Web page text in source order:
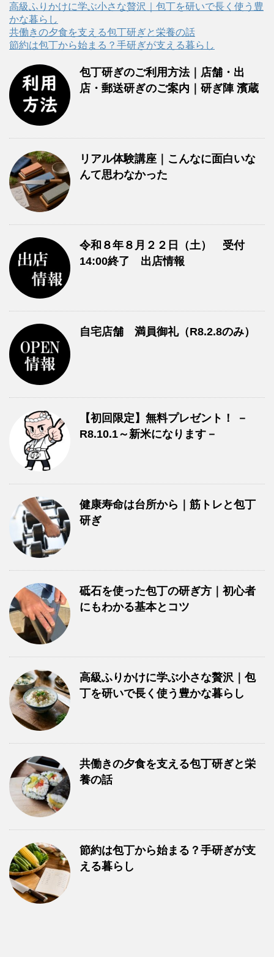
ー
高級ふりかけに学ぶ小さな贅沢｜包丁を研いで長く使う豊
かな暮らし
共働きの夕食を支える包丁研ぎと栄養の話
節約は包丁から始まる？手研ぎが支える暮らし
包丁研ぎのご利用方法｜店舗・出
店・郵送研ぎのご案内｜研ぎ陣 濱蔵
リアル体験講座｜こんなに面白いな
んて思わなかった
令和８年８月２２日（土） 受付
14:00終了 出店情報
自宅店舗 満員御礼（R8.2.8のみ）
【初回限定】無料プレゼント！ －
R8.10.1～新米になります－
健康寿命は台所から｜筋トレと包丁
研ぎ
砥石を使った包丁の研ぎ方｜初心者
にもわかる基本とコツ
高級ふりかけに学ぶ小さな贅沢｜包
丁を研いで長く使う豊かな暮らし
共働きの夕食を支える包丁研ぎと栄
養の話
節約は包丁から始まる？手研ぎが支
える暮らし